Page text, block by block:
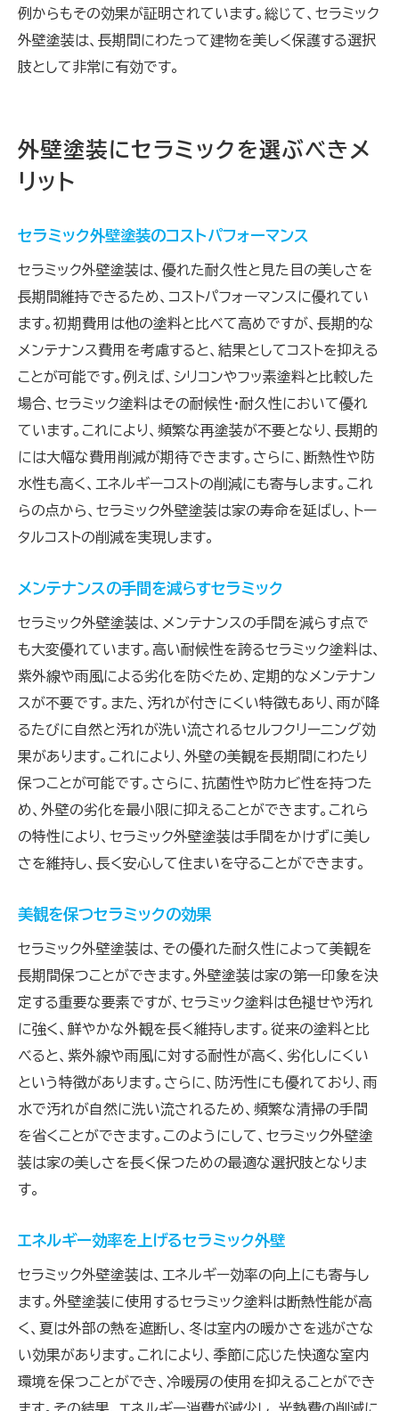
例からもその効果が証明されています。総じて、セラミック
外壁塗装は、長期間にわたって建物を美しく保護する選択
肢として非常に有効です。
外壁塗装にセラミックを選ぶべきメ
リット
セラミック外壁塗装のコストパフォーマンス
セラミック外壁塗装は、優れた耐久性と見た目の美しさを
長期間維持できるため、コストパフォーマンスに優れてい
ます。初期費用は他の塗料と比べて高めですが、長期的な
メンテナンス費用を考慮すると、結果としてコストを抑える
ことが可能です。例えば、シリコンやフッ素塗料と比較した
場合、セラミック塗料はその耐候性・耐久性において優れ
ています。これにより、頻繁な再塗装が不要となり、長期的
には大幅な費用削減が期待できます。さらに、断熱性や防
水性も高く、エネルギーコストの削減にも寄与します。これ
らの点から、セラミック外壁塗装は家の寿命を延ばし、トー
タルコストの削減を実現します。
メンテナンスの手間を減らすセラミック
セラミック外壁塗装は、メンテナンスの手間を減らす点で
も大変優れています。高い耐候性を誇るセラミック塗料は、
紫外線や雨風による劣化を防ぐため、定期的なメンテナン
スが不要です。また、汚れが付きにくい特徴もあり、雨が降
るたびに自然と汚れが洗い流されるセルフクリーニング効
果があります。これにより、外壁の美観を長期間にわたり
保つことが可能です。さらに、抗菌性や防カビ性を持つた
め、外壁の劣化を最小限に抑えることができます。これら
の特性により、セラミック外壁塗装は手間をかけずに美し
さを維持し、長く安心して住まいを守ることができます。
美観を保つセラミックの効果
セラミック外壁塗装は、その優れた耐久性によって美観を
長期間保つことができます。外壁塗装は家の第一印象を決
定する重要な要素ですが、セラミック塗料は色褪せや汚れ
に強く、鮮やかな外観を長く維持します。従来の塗料と比
べると、紫外線や雨風に対する耐性が高く、劣化しにくい
という特徴があります。さらに、防汚性にも優れており、雨
水で汚れが自然に洗い流されるため、頻繁な清掃の手間
を省くことができます。このようにして、セラミック外壁塗
装は家の美しさを長く保つための最適な選択肢となりま
す。
エネルギー効率を上げるセラミック外壁
セラミック外壁塗装は、エネルギー効率の向上にも寄与し
ます。外壁塗装に使用するセラミック塗料は断熱性能が高
く、夏は外部の熱を遮断し、冬は室内の暖かさを逃がさな
い効果があります。これにより、季節に応じた快適な室内
環境を保つことができ、冷暖房の使用を抑えることができ